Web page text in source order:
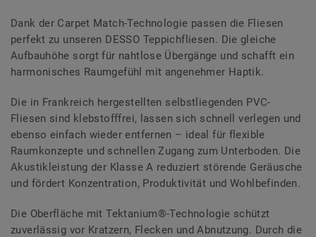
Dank der Carpet Match-Technologie passen die Fliesen
perfekt zu unseren DESSO Teppichfliesen. Die gleiche
Aufbauhöhe sorgt für nahtlose Übergänge und schafft ein
harmonisches Raumgefühl mit angenehmer Haptik.
Die in Frankreich hergestellten selbstliegenden PVC-
Fliesen sind klebstofffrei, lassen sich schnell verlegen und
ebenso einfach wieder entfernen – ideal für flexible
Raumkonzepte und schnellen Zugang zum Unterboden. Die
Akustikleistung der Klasse A reduziert störende Geräusche
und fördert Konzentration, Produktivität und Wohlbefinden.
Die Oberfläche mit Tektanium®-Technologie schützt
zuverlässig vor Kratzern, Flecken und Abnutzung. Durch die